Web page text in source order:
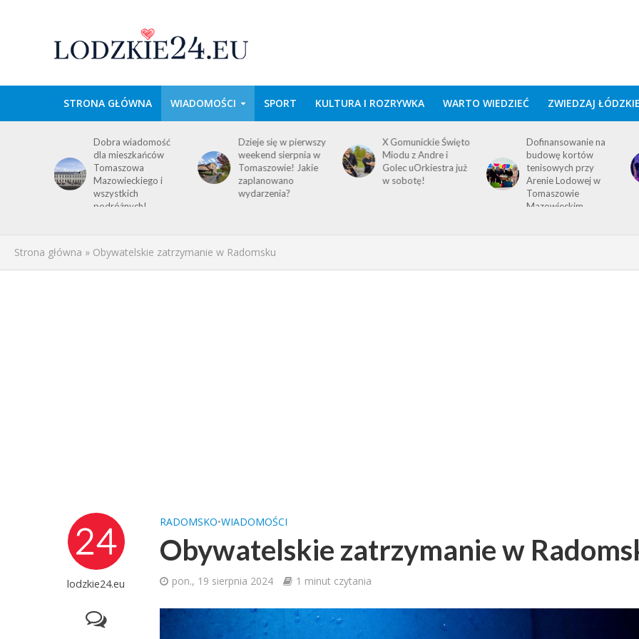
STRONA GŁÓWNA WIADOMOŚCI SPORT KULTURA I ROZRYWKA WARTO WIEDZIEĆ ZWIEDZAJ
Dobra wiadomość
dla mieszkańców
Tomaszowa
Mazowieckiego i
wszystkich
podróżnych!
Dzieje się w pierwszy
weekend sierpnia w
Tomaszowie! Jakie
zaplanowano
wydarzenia?
X Gomunickie Święto
Miodu z Andre i
Golec uOrkiestra już
w sobotę!
Dofinansowanie na
budowę kortów
tenisowych przy
Arenie Lodowej w
Tomaszowie
Mazowieckim
Strona główna » Obywatelskie zatrzymanie w Radomsku
lodzkie24.eu
RADOMSKO•WIADOMOŚCI
Obywatelskie zatrzymanie w
pon., 19 sierpnia 2024 1 minut czytania